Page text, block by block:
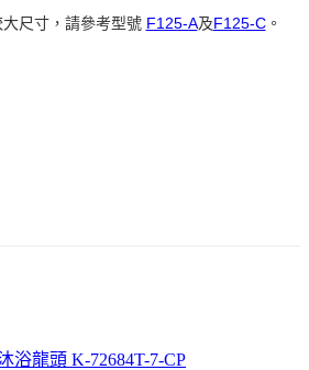
尺寸，請參考型號 F125-A及F125-C。